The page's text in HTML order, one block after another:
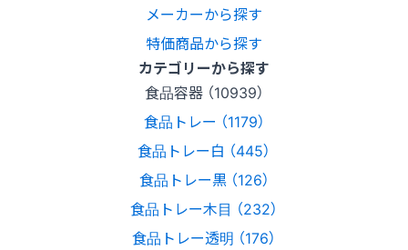
メーカーから探す
特価商品から探す
カテゴリーから探す
食品容器 （10939）
食品トレー （1179）
食品トレー白 （445）
食品トレー黒 （126）
食品トレー木目 （232）
食品トレー透明 （176）